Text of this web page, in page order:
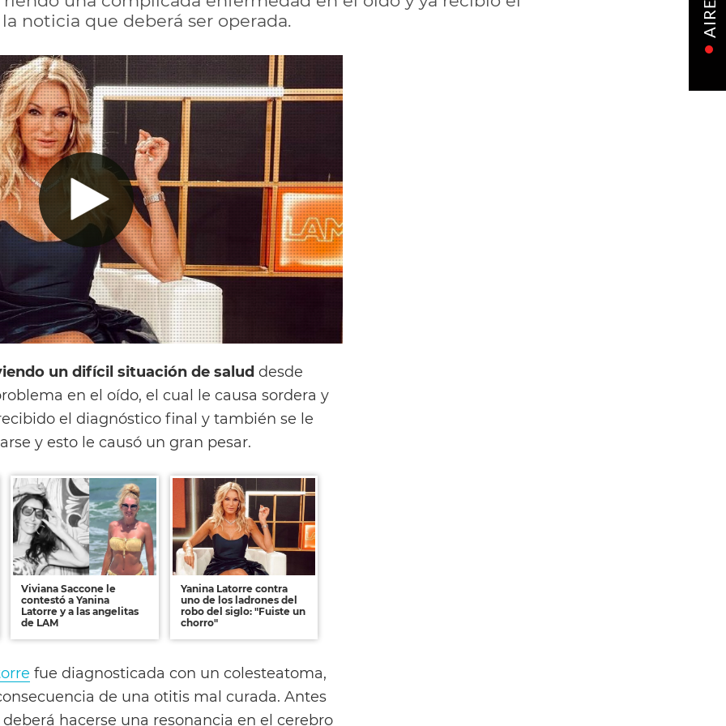
noticia que deberá ser operada.
un difícil situación de salud desde
en el oído, el cual le causa sordera y
el diagnóstico final y también se le
y esto le causó un gran pesar.
Viviana Saccone le
contestó a Yanina
Latorre y a las angelitas
de LAM
Yanina Latorre contra
uno de los ladrones del
robo del siglo: "Fuiste un
chorro"
fue diagnosticada con un colesteatoma,
de una otitis mal curada. Antes
hacerse una resonancia en el cerebro
AIRE